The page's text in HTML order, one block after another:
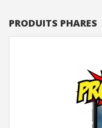
PRODUITS PHARES